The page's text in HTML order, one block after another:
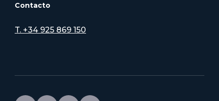
Contacto
T. +34 925 869 150